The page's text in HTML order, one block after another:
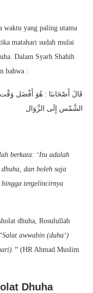
waktu yang paling utama
matahari sudah mulai
Dalam Syarh Shahih
bahwa :
قَالَ أَصْحَابنَا : هُوَ أَفْضَل
الشَّمْس إِلَى الزَّوَال
berkata: ‘Itu adalah
dan boleh saja
tergelincirnya
dhuha, Rosulullah
Salat awwabin (duha‘)
(HR Ahmad Muslim
Dhuha